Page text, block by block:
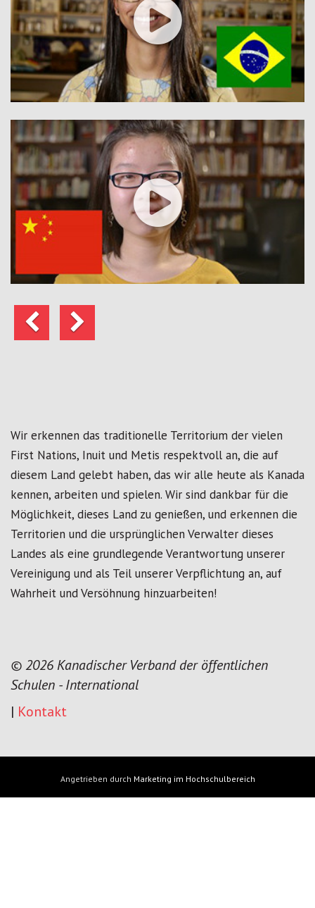
VorherigeWeiter
Wir erkennen das traditionelle Territorium der vielen
First Nations, Inuit und Metis respektvoll an, die auf
diesem Land gelebt haben, das wir alle heute als Kanada
kennen, arbeiten und spielen. Wir sind dankbar für die
Möglichkeit, dieses Land zu genießen, und erkennen die
Territorien und die ursprünglichen Verwalter dieses
Landes als eine grundlegende Verantwortung unserer
Vereinigung und als Teil unserer Verpflichtung an, auf
Wahrheit und Versöhnung hinzuarbeiten!
© 2026 Kanadischer Verband der öffentlichen
Schulen - International
| Kontakt
Angetrieben durch Marketing im Hochschulbereich